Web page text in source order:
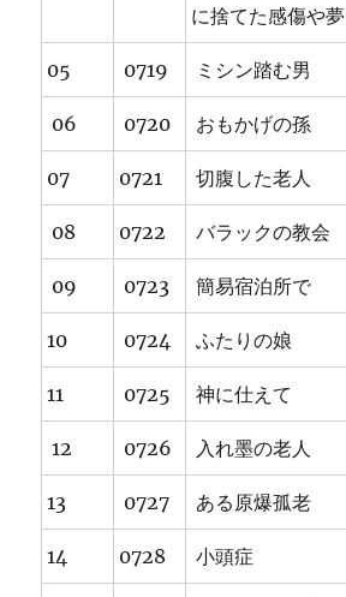
に捨てた感傷や夢
05 0719 ミシン踏む男
06 0720 おもかげの孫
07 0721 切腹した老人
08 0722 バラックの教会
09 0723 簡易宿泊所で
10 0724 ふたりの娘
11 0725 神に仕えて
12 0726 入れ墨の老人
13 0727 ある原爆孤老
14 0728 小頭症